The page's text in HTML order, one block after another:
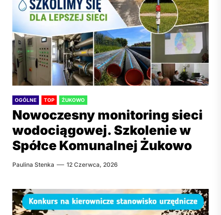
OGÓLNE TOP ŻUKOWO
Nowoczesny monitoring sieci
wodociągowej. Szkolenie w
Spółce Komunalnej Żukowo
Paulina Stenka 12 Czerwca, 2026